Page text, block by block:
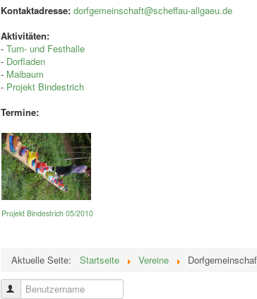
Kontaktadresse: dorfgemeinschaft@scheffau-allgaeu.de
Aktivitäten:
- Turn- und Festhalle
- Dorfladen
- Maibaum
- Projekt Bindestrich
Termine:
Projekt Bindestrich 05/2010
Aktuelle Seite: Startseite Vereine
Benutzername